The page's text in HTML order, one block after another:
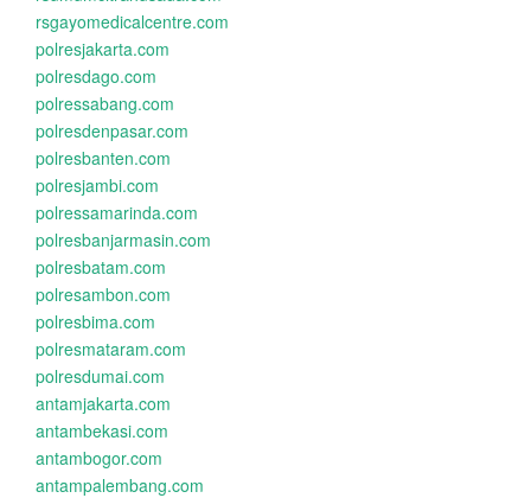
rsgayomedicalcentre.com
polresjakarta.com
polresdago.com
polressabang.com
polresdenpasar.com
polresbanten.com
polresjambi.com
polressamarinda.com
polresbanjarmasin.com
polresbatam.com
polresambon.com
polresbima.com
polresmataram.com
polresdumai.com
antamjakarta.com
antambekasi.com
antambogor.com
antampalembang.com